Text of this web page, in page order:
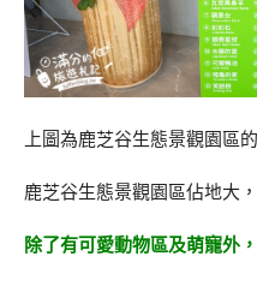
上圖為鹿芝谷生態景觀園區
鹿芝谷生態景觀園區佔地大
除了有可愛動物區及萌寵外